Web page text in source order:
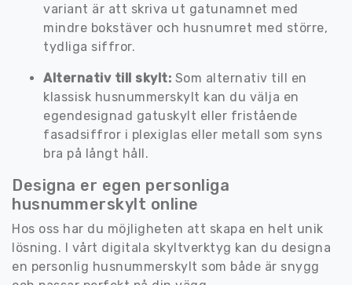
variant är att skriva ut gatunamnet med
mindre bokstäver och husnumret med större,
tydliga siffror.
Alternativ till skylt: Som alternativ till en
klassisk husnummerskylt kan du välja en
egendesignad gatuskylt eller fristående
fasadsiffror i plexiglas eller metall som syns
bra på långt håll.
Designa er egen personliga
husnummerskylt online
Hos oss har du möjligheten att skapa en helt unik
lösning. I vårt digitala skyltverktyg kan du designa
en personlig husnummerskylt som både är snygg